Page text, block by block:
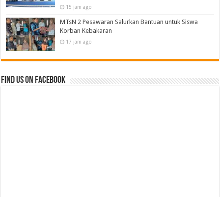
15 jam ago
MTsN 2 Pesawaran Salurkan Bantuan untuk Siswa
Korban Kebakaran
17 jam ago
Find us on Facebook